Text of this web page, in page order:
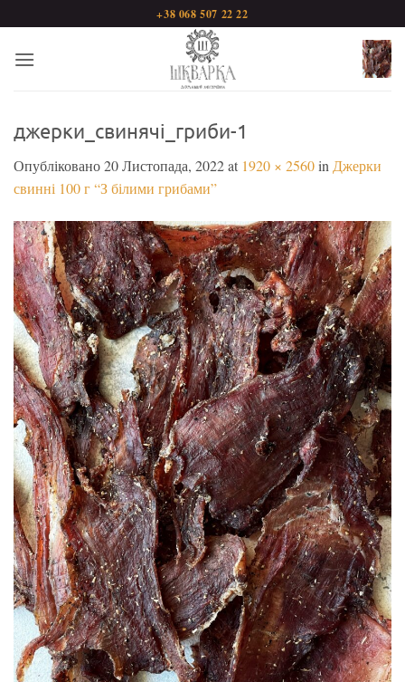
+38 068 507 22 22
джерки_свинячі_гриби-1
Опубліковано20 Листопада, 2022at 1920 × 2560in Джерки
свинні 100 г “З білими грибами”